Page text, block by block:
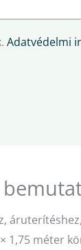
Adatvédelmi
1,75 méter